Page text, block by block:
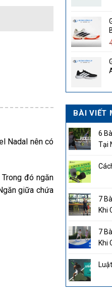
BÀI VIẾT
6
Tại
7
Khi
7
Khi
Nadal nên có
đó ngăn
giữa chứa